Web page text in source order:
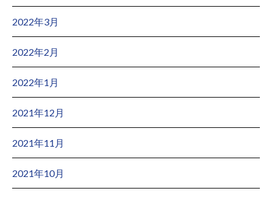
2022年3月
2022年2月
2022年1月
2021年12月
2021年11月
2021年10月